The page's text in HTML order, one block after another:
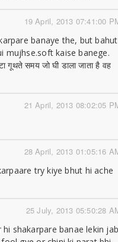
19 April, 2013 07:41:00
banaye the, but bahut
mujhse.soft kaise banege.
गूथते समय जो घी डाला जाता है वह
21 April, 2013 08:02:05
28 April, 2013 01:05:16
try kiye bhut hi ache
25 July, 2013 05:50:28
shakarpare banae lekin